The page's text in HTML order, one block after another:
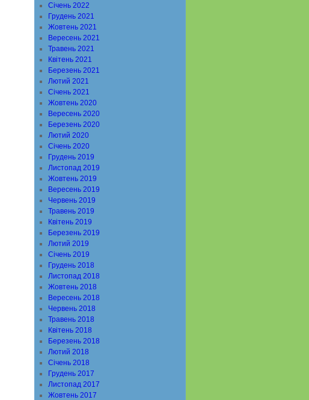
Січень 2022
Грудень 2021
Жовтень 2021
Вересень 2021
Травень 2021
Квітень 2021
Березень 2021
Лютий 2021
Січень 2021
Жовтень 2020
Вересень 2020
Березень 2020
Лютий 2020
Січень 2020
Грудень 2019
Листопад 2019
Жовтень 2019
Вересень 2019
Червень 2019
Травень 2019
Квітень 2019
Березень 2019
Лютий 2019
Січень 2019
Грудень 2018
Листопад 2018
Жовтень 2018
Вересень 2018
Червень 2018
Травень 2018
Квітень 2018
Березень 2018
Лютий 2018
Січень 2018
Грудень 2017
Листопад 2017
Жовтень 2017